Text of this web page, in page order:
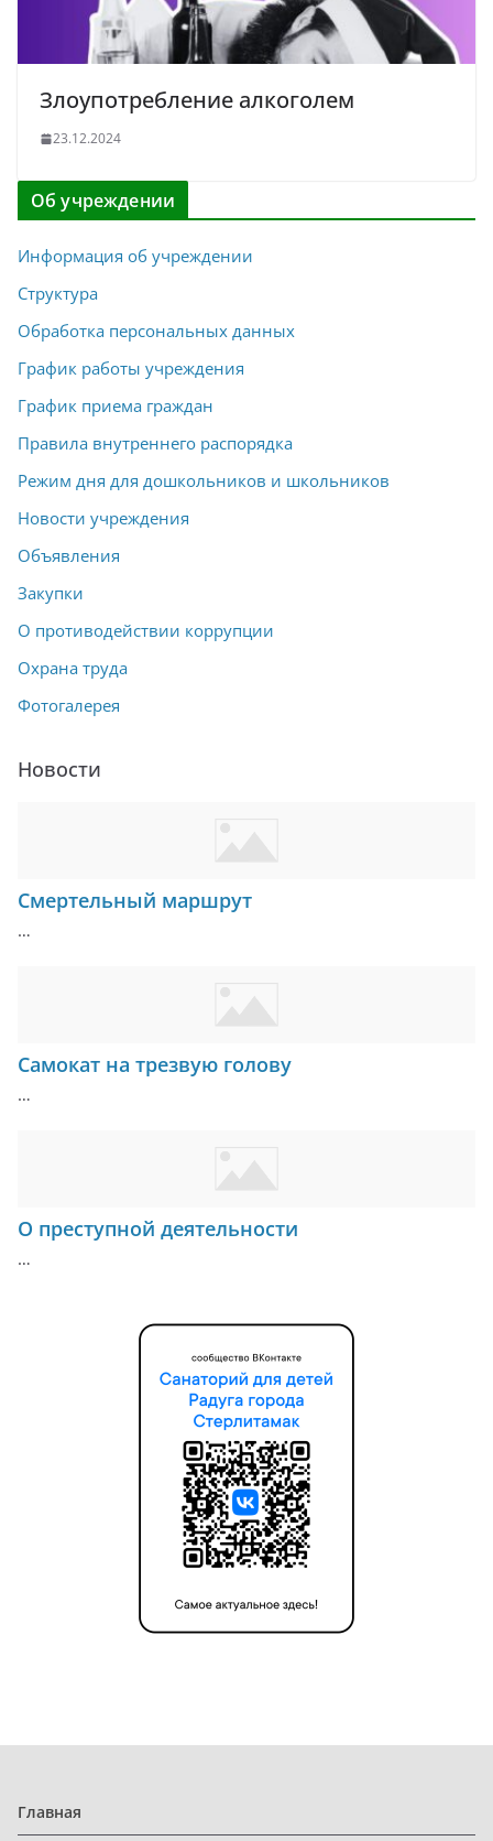
Злоупотребление алкоголем
23.12.2024
Об учреждении
Информация об учреждении
Структура
Обработка персональных данных
График работы учреждения
График приема граждан
Правила внутреннего распорядка
Режим дня для дошкольников и школьников
Новости учреждения
Объявления
Закупки
О противодействии коррупции
Охрана труда
Фотогалерея
Новости
Смертельный маршрут
…
Самокат на трезвую голову
…
О преступной деятельности
…
Главная